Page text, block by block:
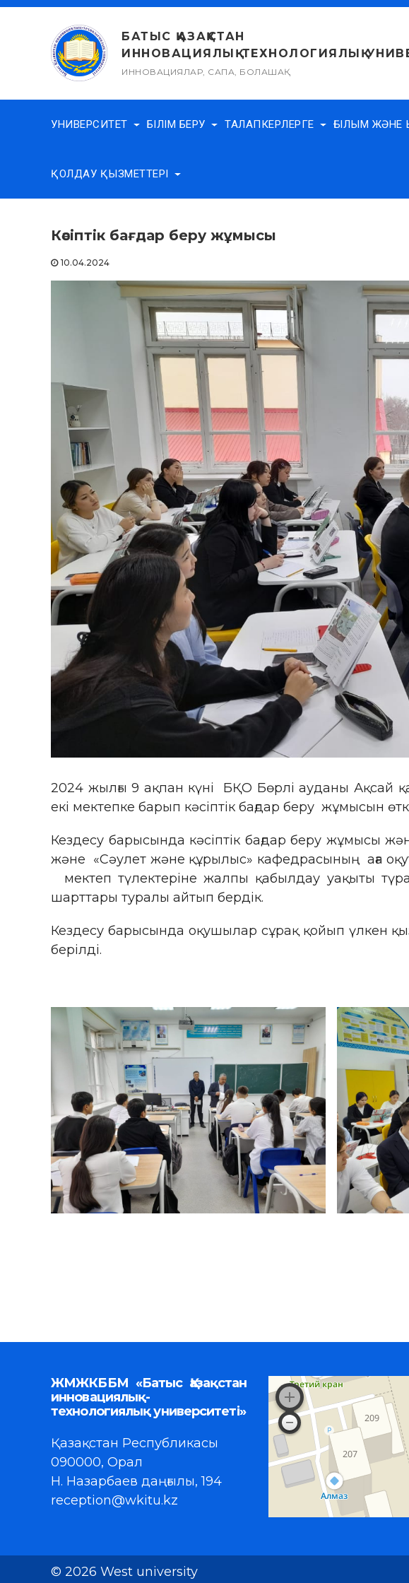
Skip
БАТЫС ҚАЗАҚСТАН
ИННОВАЦИЯЛЫҚ-ТЕХНОЛОГИЯЛЫҚ
ИННОВАЦИЯЛАР, САПА, БОЛАШАҚ
УНИВЕРСИТЕТ БІЛІМ БЕРУ ТАЛАПКЕРЛЕРГЕ ҒЫЛЫМ ЖӘНЕ
ҚОЛДАУ ҚЫЗМЕТТЕРІ
Кәсіптік бағдар беру жұмысы
10.04.2024
2024 жылғы 9 ақпан күні БҚО Бөрлі ауданы Ақсай
екі мектепке барып кәсіптік бағдар беру жұмысын
Кездесу барысында кәсіптік бағдар беру жұмысы
және «Сәулет және құрылыс» кафедрасының аға
мектеп түлектеріне жалпы қабылдау уақыты
шарттары туралы айтып бердік.
Кездесу барысында оқушылар сұрақ қойып үлкен
берілді.
ЖМЖКББМ «Батыс Қазақстан
инновациялық-
технологиялық университеті»
Қазақстан Республикасы
090000, Орал
Н. Назарбаев даңғылы, 194
reception@wkitu.kz
© 2026 West university